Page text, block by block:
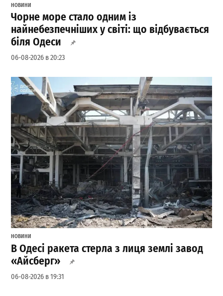
НОВИНИ
Чорне море стало одним із
найнебезпечніших у світі: що відбувається
біля Одеси
06-08-2026 в 20:23
НОВИНИ
В Одесі ракета стерла з лиця землі завод
«Айсберг»
06-08-2026 в 19:31